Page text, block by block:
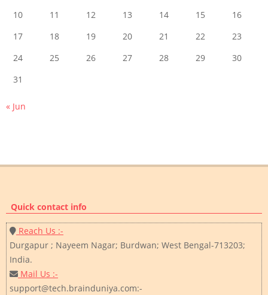
10
11 12 13 14 15
16
17
18 19 20 21 22
23
24
25 26 27 28 29
30
31
« Jun
Quick contact info
Reach Us :-
Durgapur ; Nayeem Nagar; Burdwan; West Bengal-713203;
India.
Mail Us :-
support@tech.brainduniya.com:-